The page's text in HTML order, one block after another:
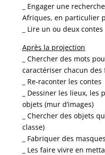
_ Engager une
Afriques, en particulier
_ Lire un ou deux contes
Après la projection
_ Chercher des mots
caractériser chacun des
_ Re-raconter les contes
_ Dessiner les lieux, les
objets (mur d’images)
_ Chercher des objets
classe)
_ Fabriquer des
_ Les faire vivre en